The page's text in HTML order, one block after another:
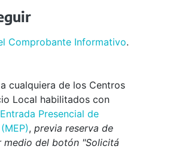
Comprobante Informativo.
cualquiera de los Centros
Local habilitados con
Presencial de
, previa reserva de
medio del botón "Solicitá